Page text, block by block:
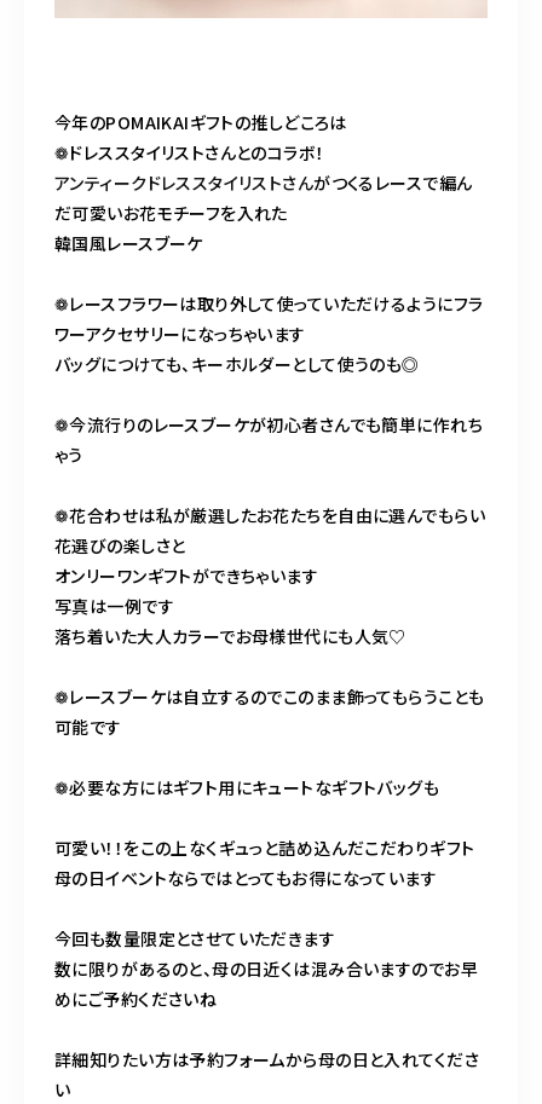
今年のPOMAIKAIギフトの推しどころは
❁ドレススタイリストさんとのコラボ！
アンティークドレススタイリストさんがつくるレースで編ん
だ可愛いお花モチーフを入れた
韓国風レースブーケ
❁レースフラワーは取り外して使っていただけるようにフラ
ワーアクセサリーになっちゃいます
バッグにつけても、キーホルダーとして使うのも◎
❁今流行りのレースブーケが初心者さんでも簡単に作れち
ゃう
❁花合わせは私が厳選したお花たちを自由に選んでもらい
花選びの楽しさと
オンリーワンギフトができちゃいます
写真は一例です
落ち着いた大人カラーでお母様世代にも人気♡
❁レースブーケは自立するのでこのまま飾ってもらうことも
可能です
❁必要な方にはギフト用にキュートなギフトバッグも
可愛い！！をこの上なくギュっと詰め込んだこだわりギフト
母の日イベントならではとってもお得になっています
今回も数量限定とさせていただきます
数に限りがあるのと、母の日近くは混み合いますのでお早
めにご予約くださいね
詳細知りたい方は予約フォームから母の日と入れてくださ
い